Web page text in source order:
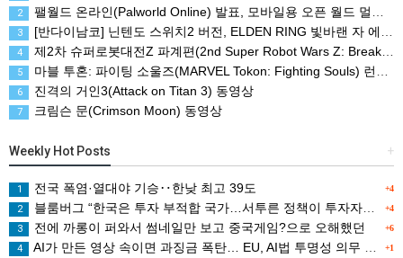
2 팰월드 온라인(Palworld Online) 발표, 모바일용 오픈 월드 멀티플레이 생존 크래프트
3 [반다이남코] 닌텐도 스위치2 버전, ELDEN RING 빛바랜 자 에디션 패키지 예약 판매, 8월 5일 시작
4 제2차 슈퍼로봇대전Z 파계편(2nd Super Robot Wars Z: Break the World Chapter) Remastered 제작 결정
5 마블 투혼: 파이팅 소울즈(MARVEL Tokon: Fighting Souls) 런칭 트레일러
6 진격의 거인3(Attack on Titan 3) 동영상
7 크림슨 문(Crimson Moon) 동영상
+
Weekly Hot Posts
+4
1 전국 폭염·열대야 기승‥한낮 최고 39도
+4
2 블룸버그 “한국은 투자 부적합 국가…서투른 정책이 투자자에게 트라우마”
+6
3 전에 까롱이 퍼와서 썸네일만 보고 중국게임?으로 오해했던
+1
4 AI가 만든 영상 속이면 과징금 폭탄… EU, AI법 투명성 의무 본격 가동